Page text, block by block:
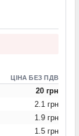
ЦІНА БЕЗ ПДВ
20 грн
2.1 грн
1.9 грн
1.5 грн